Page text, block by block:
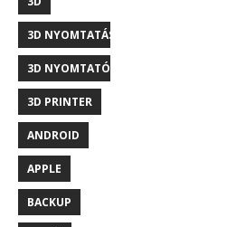
3D NYOMTATÁS
3D NYOMTATÓ
3D PRINTER
ANDROID
APPLE
BACKUP